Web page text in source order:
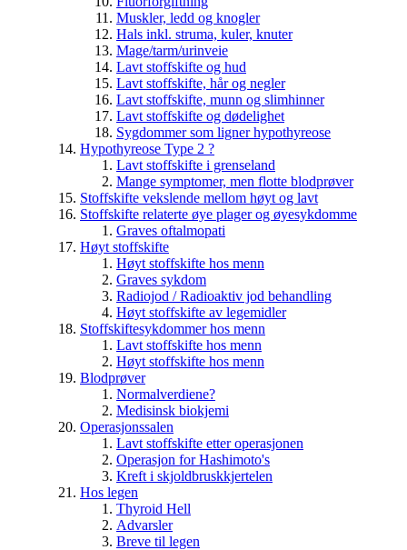
Muskler, ledd og knogler
Hals inkl. struma, kuler, knuter
Mage/tarm/urinveie
Lavt stoffskifte og hud
Lavt stoffskifte, hår og negler
Lavt stoffskifte, munn og slimhinner
Lavt stoffskifte og dødelighet
Sygdommer som ligner hypothyreose
Hypothyreose Type 2 ?
Lavt stoffskifte i grenseland
Mange symptomer, men flotte blodprøver
Stoffskifte vekslende mellom høyt og lavt
Stoffskifte relaterte øye plager og øyesykdomme
Graves oftalmopati
Høyt stoffskifte
Høyt stoffskifte hos menn
Graves sykdom
Radiojod / Radioaktiv jod behandling
Høyt stoffskifte av legemidler
Stoffskiftesykdommer hos menn
Lavt stoffskifte hos menn
Høyt stoffskifte hos menn
Blodprøver
Normalverdiene?
Medisinsk biokjemi
Operasjonssalen
Lavt stoffskifte etter operasjonen
Operasjon for Hashimoto's
Kreft i skjoldbruskkjertelen
Hos legen
Thyroid Hell
Advarsler
Breve til legen